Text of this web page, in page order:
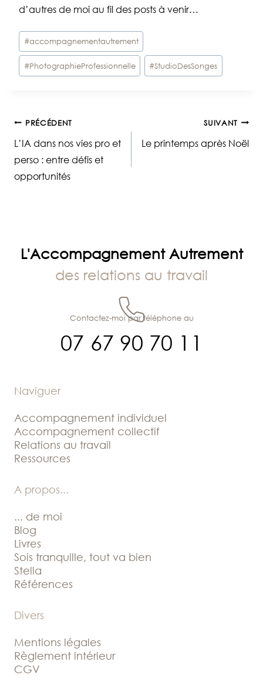
d’autres de moi au fil des posts à venir…
Étiquettes
de
la
#accompagnementautrement
#PhotographieProfessionnelle #StudioDesSonges
Navigation
de
PRÉCÉDENT
L’IA dans nos vies pro et
perso : entre défis et
opportunités
SUIVANT
Le printemps après Noël
L'Accompagnement Autrement
des relations au travail
07 67 90 70 11
Contactez-moi par téléphone au
Naviguer
Accompagnement individuel
Accompagnement collectif
Relations au travail
Ressources
A propos...
... de moi
Blog
Livres
Sois tranquille, tout va bien
Stella
Références
Divers
Mentions légales
Règlement intérieur
CGV